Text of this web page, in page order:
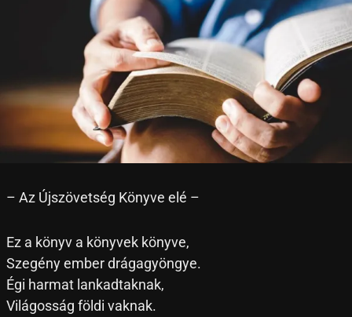
– Az Újszövetség Könyve elé –
Ez a könyv a könyvek könyve,
Szegény ember drágagyöngye.
Égi harmat lankadtaknak,
Világosság földi vaknak.